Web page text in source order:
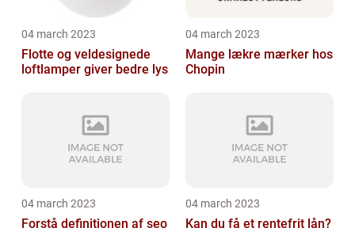
04 march 2023
Flotte og veldesignede
loftlamper giver bedre lys
04 march 2023
Mange lækre mærker hos
Chopin
04 march 2023
Forstå definitionen af seo
04 march 2023
Kan du få et rentefrit lån?